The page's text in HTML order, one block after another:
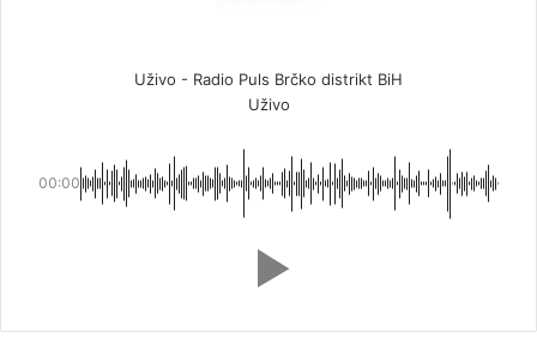
Uživo - Radio Puls Brčko distrikt BiH
Uživo
00:00